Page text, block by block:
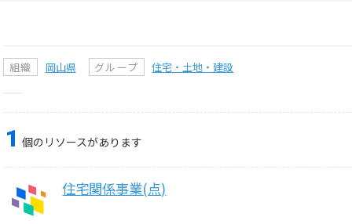
組織 岡山県 グループ 住宅・土地・建設
1 個のリソースがあります
住宅関係事業(点)